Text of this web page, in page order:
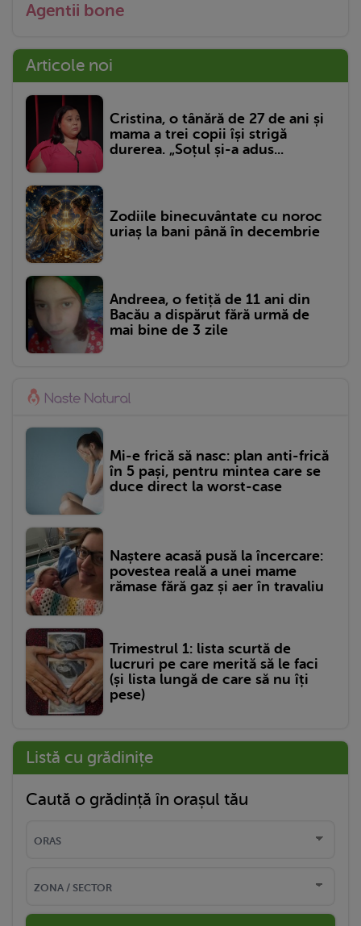
Agentii bone
Articole noi
Cristina, o tânără de 27 de ani și
mama a trei copii își strigă
durerea. „Soțul și-a adus...
Zodiile binecuvântate cu noroc
uriaș la bani până în decembrie
Andreea, o fetiță de 11 ani din
Bacău a dispărut fără urmă de
mai bine de 3 zile
Mi-e frică să nasc: plan anti-frică
în 5 pași, pentru mintea care se
duce direct la worst-case
Naștere acasă pusă la încercare:
povestea reală a unei mame
rămase fără gaz și aer în travaliu
Trimestrul 1: lista scurtă de
lucruri pe care merită să le faci
(și lista lungă de care să nu îți
pese)
Listă cu grădinițe
Caută o grădință în orașul tău